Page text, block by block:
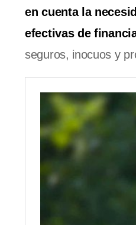
en cuenta la
efectivas de
seguros, inocuos y